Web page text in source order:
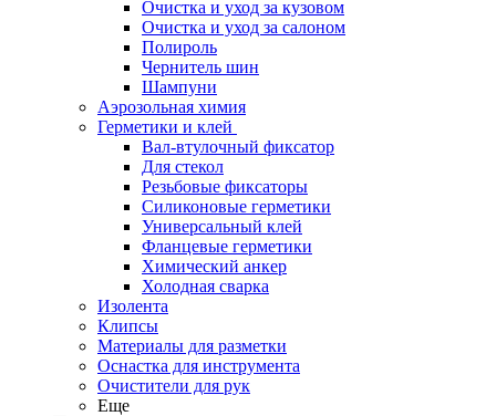
Очистка и уход за кузовом
Очистка и уход за салоном
Полироль
Чернитель шин
Шампуни
Аэрозольная химия
Герметики и клей
Вал-втулочный фиксатор
Для стекол
Резьбовые фиксаторы
Силиконовые герметики
Универсальный клей
Фланцевые герметики
Химический анкер
Холодная сварка
Изолента
Клипсы
Материалы для разметки
Оснастка для инструмента
Очистители для рук
Еще